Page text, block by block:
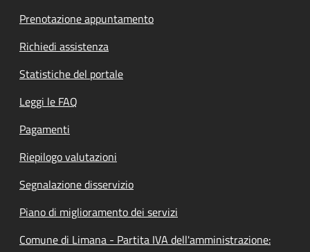
Prenotazione appuntamento
Richiedi assistenza
Statistiche del portale
Leggi le FAQ
Pagamenti
Riepilogo valutazioni
Segnalazione disservizio
Piano di miglioramento dei servizi
Comune di Limana - Partita IVA dell'amministrazione: